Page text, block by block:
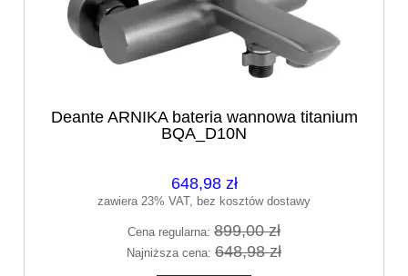
Deante ARNIKA bateria wannowa titanium
BQA_D10N
648,98 zł
zawiera 23% VAT, bez kosztów dostawy
Cena regularna: 899,00 zł
Najniższa cena: 648,98 zł